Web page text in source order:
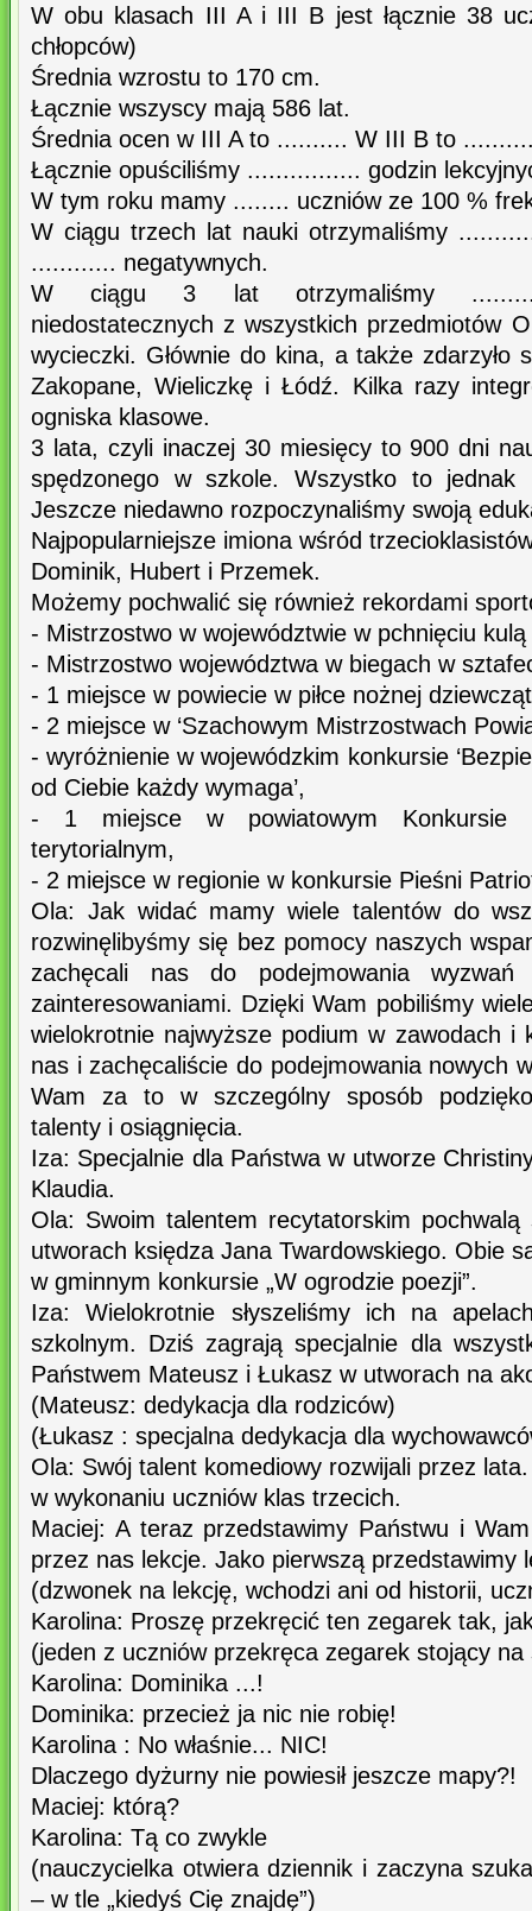
W obu klasach III A i III B jest łącznie 38
chłopców)
Średnia wzrostu to 170 cm.
Łącznie wszyscy mają 586 lat.
Średnia ocen w III A to .......... W III B to
Łącznie opuściliśmy ................ godzin
W tym roku mamy ........ uczniów ze 100 %
W ciągu trzech lat nauki otrzymaliśmy
............ negatywnych.
W ciągu 3 lat otrzymaliśmy
niedostatecznych z wszystkich przedmiotów
wycieczki. Głównie do kina, a także zdarzyło
Zakopane, Wieliczkę i Łódź. Kilka razy
ogniska klasowe.
3 lata, czyli inaczej 30 miesięcy to 900 dni
spędzonego w szkole. Wszystko to jednak
Jeszcze niedawno rozpoczynaliśmy swoją
Najpopularniejsze imiona wśród
Dominik, Hubert i Przemek.
Możemy pochwalić się również rekordami
- Mistrzostwo w województwie w pchnięciu kulą
- Mistrzostwo województwa w biegach w
- 1 miejsce w powiecie w piłce nożnej
- 2 miejsce w ‘Szachowym Mistrzostwach
- wyróżnienie w wojewódzkim konkursie
od Ciebie każdy wymaga’,
- 1 miejsce w powiatowym Konkursie
terytorialnym,
- 2 miejsce w regionie w konkursie Pieśni
Ola: Jak widać mamy wiele talentów do
rozwinęlibyśmy się bez pomocy naszych
zachęcali nas do podejmowania
zainteresowaniami. Dzięki Wam pobiliśmy
wielokrotnie najwyższe podium w zawodach i
nas i zachęcaliście do podejmowania nowych
Wam za to w szczególny sposób
talenty i osiągnięcia.
Iza: Specjalnie dla Państwa w utworze
Klaudia.
Ola: Swoim talentem recytatorskim
utworach księdza Jana Twardowskiego. Obie
w gminnym konkursie „W ogrodzie poezji”.
Iza: Wielokrotnie słyszeliśmy ich na
szkolnym. Dziś zagrają specjalnie dla
Państwem Mateusz i Łukasz w utworach na
(Mateusz: dedykacja dla rodziców)
(Łukasz : specjalna dedykacja dla
Ola: Swój talent komediowy rozwijali przez
w wykonaniu uczniów klas trzecich.
Maciej: A teraz przedstawimy Państwu i
przez nas lekcje. Jako pierwszą przedstawimy
(dzwonek na lekcję, wchodzi ani od historii,
Karolina: Proszę przekręcić ten zegarek tak,
(jeden z uczniów przekręca zegarek stojący na
Karolina: Dominika ...!
Dominika: przecież ja nic nie robię!
Karolina : No właśnie... NIC!
Dlaczego dyżurny nie powiesił jeszcze mapy?!
Maciej: którą?
Karolina: Tą co zwykle
(nauczycielka otwiera dziennik i zaczyna
– w tle „kiedyś Cię znajdę”)